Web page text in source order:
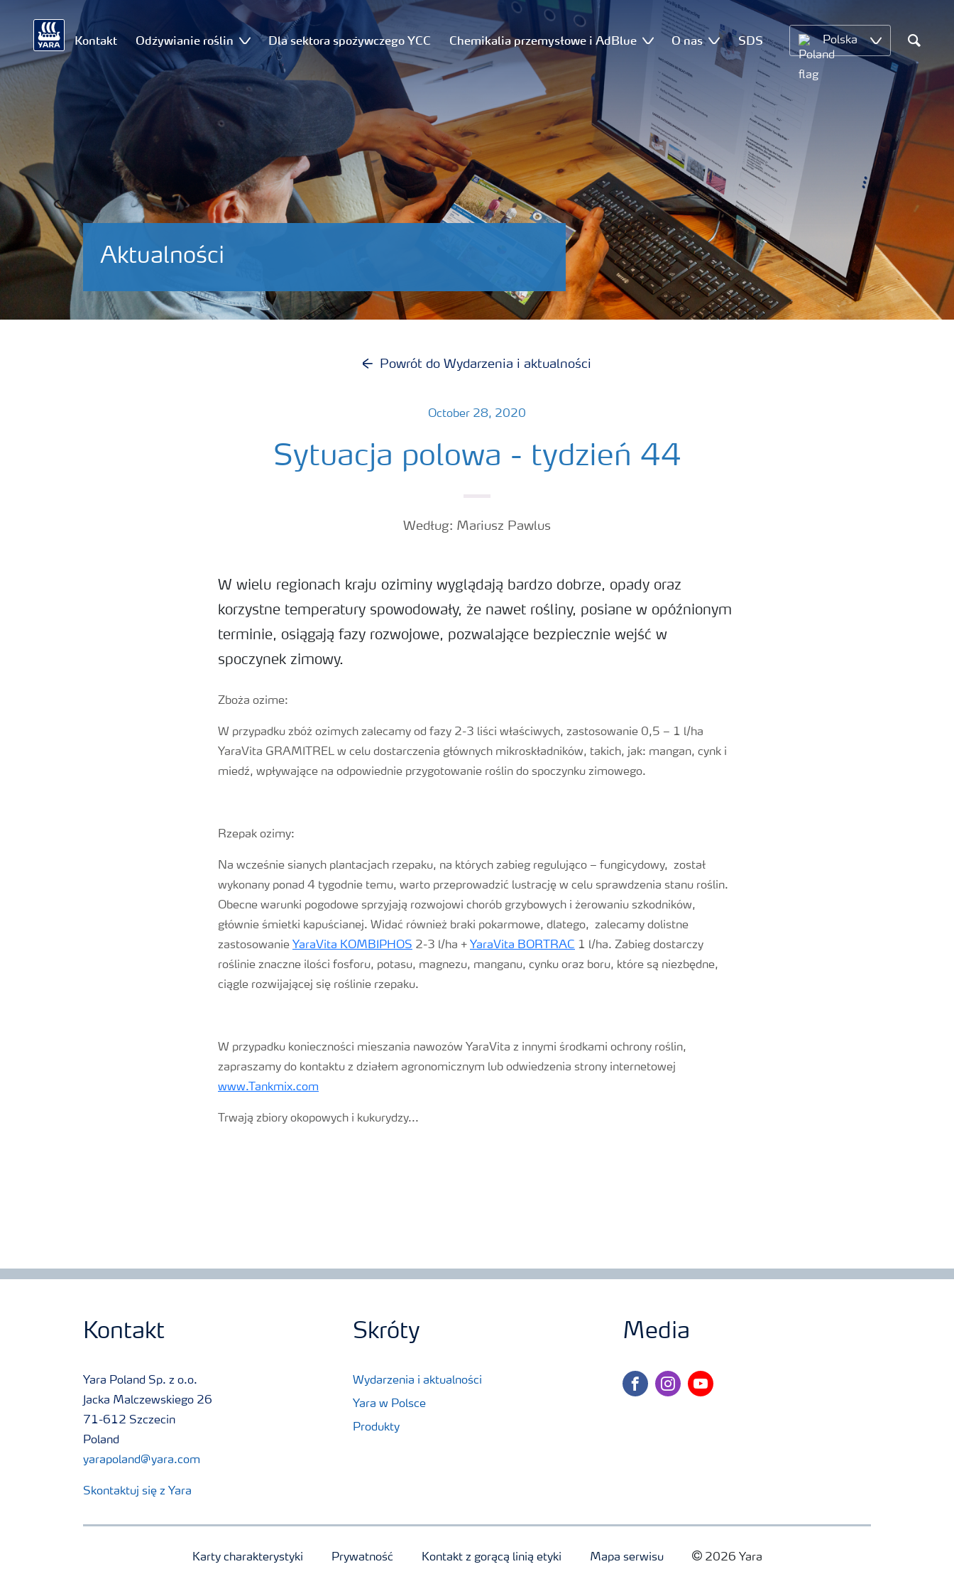
Kontakt Odżywianie roślin Dla sektora spożywczego YCC Chemikalia przemysłowe i AdBlue O nas SDS Polska
Search
Aktualności
Powrót do Wydarzenia i aktualności
October 28, 2020
Sytuacja polowa - tydzień 44
Według: Mariusz Pawlus
W wielu regionach kraju oziminy wyglądają bardzo dobrze, opady oraz
korzystne temperatury spowodowały, że nawet rośliny, posiane w opóźnionym
terminie, osiągają fazy rozwojowe, pozwalające bezpiecznie wejść w
spoczynek zimowy.
Zboża ozime:
W przypadku zbóż ozimych zalecamy od fazy 2-3 liści właściwych, zastosowanie 0,5 – 1 l/ha
YaraVita GRAMITREL w celu dostarczenia głównych mikroskładników, takich, jak: mangan, cynk i
miedź, wpływające na odpowiednie przygotowanie roślin do spoczynku zimowego.
Rzepak ozimy:
Na wcześnie sianych plantacjach rzepaku, na których zabieg regulująco – fungicydowy, został
wykonany ponad 4 tygodnie temu, warto przeprowadzić lustrację w celu sprawdzenia stanu roślin.
Obecne warunki pogodowe sprzyjają rozwojowi chorób grzybowych i żerowaniu szkodników,
głównie śmietki kapuścianej. Widać również braki pokarmowe, dlatego, zalecamy dolistne
zastosowanie YaraVita KOMBIPHOS 2-3 l/ha + YaraVita BORTRAC 1 l/ha. Zabieg dostarczy
roślinie znaczne ilości fosforu, potasu, magnezu, manganu, cynku oraz boru, które są niezbędne,
ciągle rozwijającej się roślinie rzepaku.
W przypadku konieczności mieszania nawozów YaraVita z innymi środkami ochrony roślin,
zapraszamy do kontaktu z działem agronomicznym lub odwiedzenia strony internetowej
www.Tankmix.com
Trwają zbiory okopowych i kukurydzy...
Kontakt
Yara Poland Sp. z o.o.
Jacka Malczewskiego 26
71-612 Szczecin
Poland
yarapoland@yara.com
Skontaktuj się z Yara
Skróty
Wydarzenia i aktualności
Yara w Polsce
Produkty
Media
facebookinstagram
youtube
Karty charakterystyki Prywatność Kontakt z gorącą linią etyki Mapa serwisu 2026 Yara